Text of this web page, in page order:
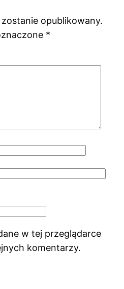
opublikowany.
*
w tej przeglądarce
komentarzy.